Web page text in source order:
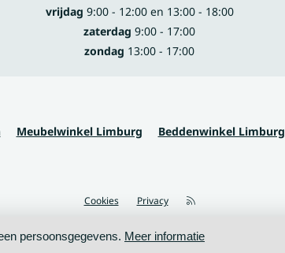
vrijdag 9:00 - 12:00 en 13:00 - 18:00
zaterdag 9:00 - 17:00
zondag 13:00 - 17:00
Meubelwinkel Limburg Beddenwinkel Limburg
Cookies Privacy
WITH LOVE
FROM ALWAYS AWAKE
persoonsgegevens. Meer informatie